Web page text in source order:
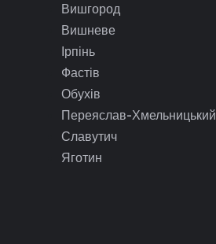
Вишгород
Вишневе
Ірпінь
Фастів
Обухів
Переяслав-Хмельницький
Славутич
Яготин